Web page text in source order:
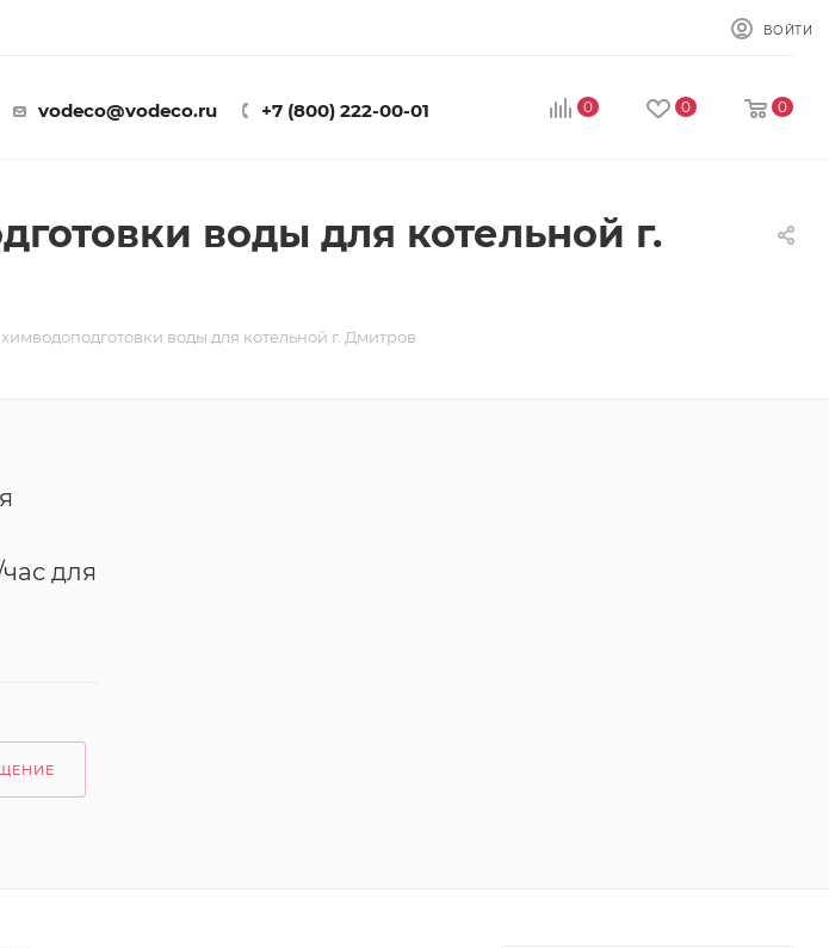
ВОЙТИ
vodeco@vodeco.ru +7 (800) 222-00-01 0 0 0
воды для котельной г.
воды для котельной г. Дмитров
для